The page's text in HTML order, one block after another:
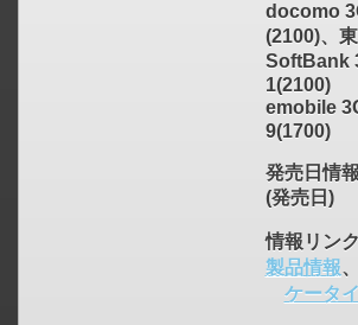
docomo
(2100)、
SoftBank
1(2100)
emobile
9(1700)
発売日情報
(発売日)
情報リンク
製品情報、
ケータ